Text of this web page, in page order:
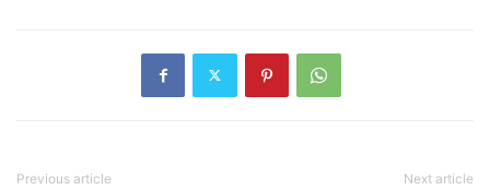
Previous article Next article